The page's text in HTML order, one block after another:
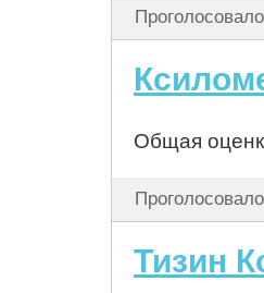
Проголосовало
Общая
Проголосовало
Тизин